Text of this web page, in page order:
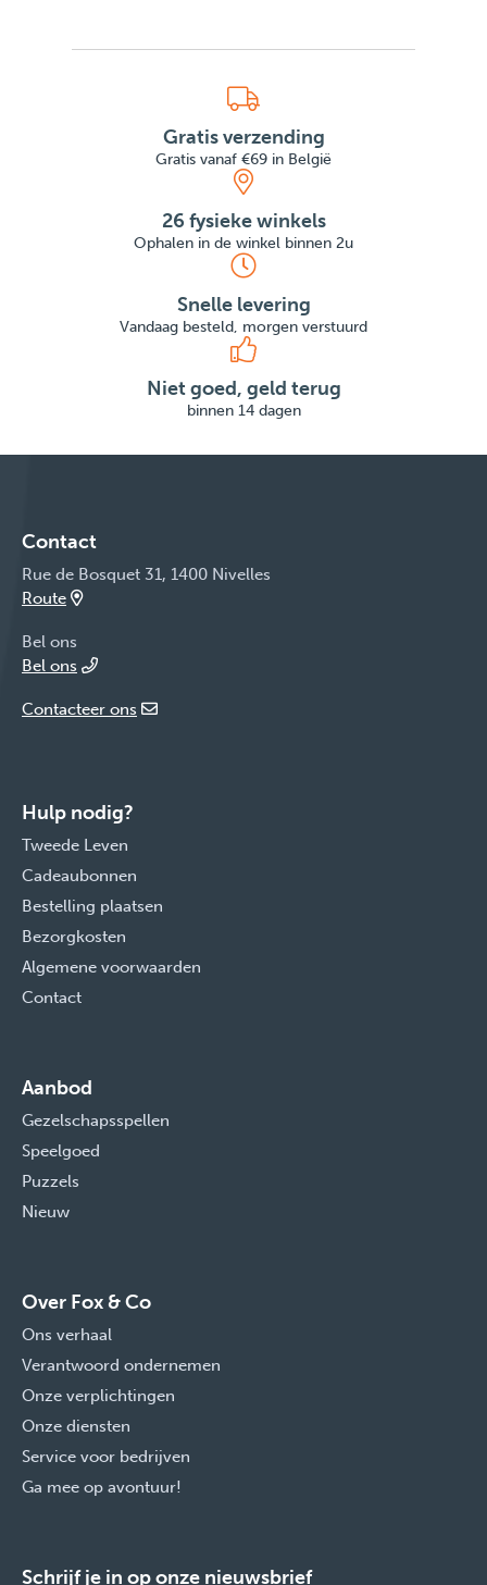
Gratis verzending
Gratis vanaf €69 in België
26 fysieke winkels
Ophalen in de winkel binnen 2u
Snelle levering
Vandaag besteld, morgen verstuurd
Niet goed, geld terug
binnen 14 dagen
Contact
Rue de Bosquet 31, 1400 Nivelles
Route
Bel ons
Bel ons
Contacteer ons
Hulp nodig?
Tweede Leven
Cadeaubonnen
Bestelling plaatsen
Bezorgkosten
Algemene voorwaarden
Contact
Aanbod
Gezelschapsspellen
Speelgoed
Puzzels
Nieuw
Over Fox & Co
Ons verhaal
Verantwoord ondernemen
Onze verplichtingen
Onze diensten
Service voor bedrijven
Ga mee op avontuur!
Schrijf je in op onze nieuwsbrief